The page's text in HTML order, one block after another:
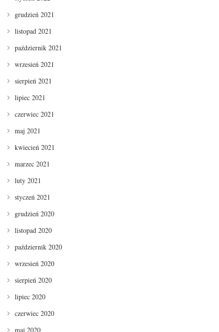
grudzień 2021
listopad 2021
październik 2021
wrzesień 2021
sierpień 2021
lipiec 2021
czerwiec 2021
maj 2021
kwiecień 2021
marzec 2021
luty 2021
styczeń 2021
grudzień 2020
listopad 2020
październik 2020
wrzesień 2020
sierpień 2020
lipiec 2020
czerwiec 2020
maj 2020